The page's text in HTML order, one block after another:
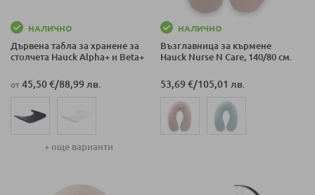
НАЛИЧНО
Дървена табла за хранене за
столчета Hauck Alpha+ и Beta+
от 45,50 €/88,99 лв.
+ още варианти
НАЛИЧНО
Възглавница за кърмене
Hauck Nurse N Care, 140/80 см.
53,69 €/105,01 лв.